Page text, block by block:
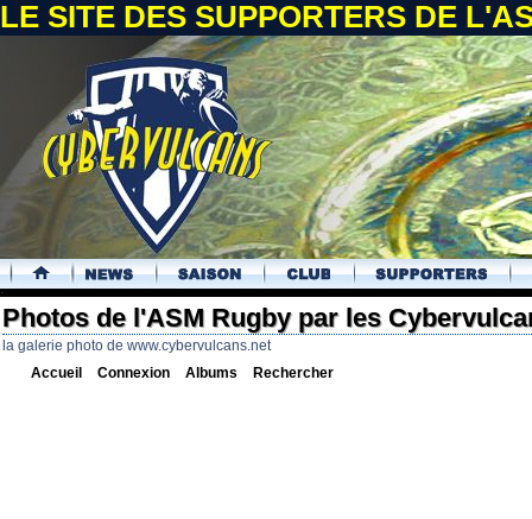
LE SITE DES SUPPORTERS DE
.
Photos de l'ASM Rugby par les
la galerie photo de www.cybervulcans.net
Accueil Connexion Albums Rechercher